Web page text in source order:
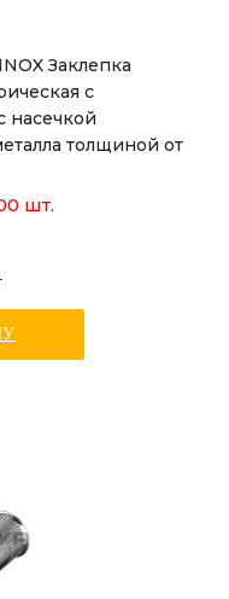
Заклепка
с
толщиной от
шт.